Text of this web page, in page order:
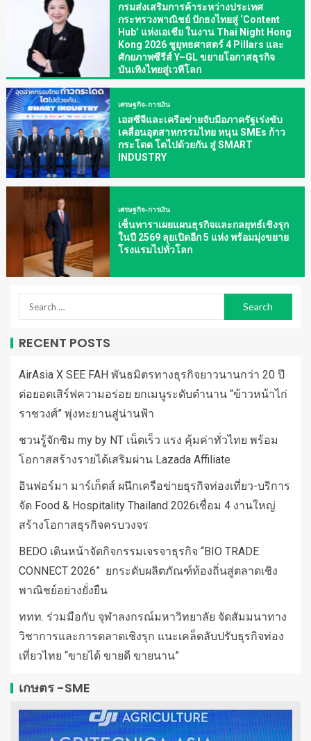
กรมส่งเสริมการค้าระหว่างประเทศ
กระทรวงพาณิชย์ ปักธงไทยสู่ ‘Content
Hub’ แห่งเอเชีย ในงาน Thai Night Hong
Kong 2026 ชูยุทธศาสตร์ 4 Pillars และ
ศักยภาพซีรีส์ Y–GL ขยายโอกาสธุรกิจ
บันเทิงไทยสู่เวทีโลก
เศรษฐกิจ-การเงิน
เอสซีจีและเครือข่ายจับมือภาครัฐเร่งขับ
เคลื่อนอุตสาหกรรมไทย หนุน SMEs ก้าว
กระโดด โตไปด้วยกัน สู่ SMART
INDUSTRY
เศรษฐกิจ-การเงิน
เซ็นทาราเผยแผนธุรกิจและกลยุทธ์เชิงรุก
ในปี 2569 ลุยเปิดอีก 5 แห่ง พร้อมมุ่งขยาย
โรงแรมไปทั่วโลก
RECENT POSTS
AirAsia X SEE FAH พันธมิตรทางธุรกิจยาวนานกว่า 20 ปี
ต่อยอดเสิร์ฟความอร่อย ยกเมนูระดับตำนาน “ข้าวหน้าไก่
ราชวงศ์” พุ่งทะยานสู่น่านฟ้า
ชวนรู้จักซิม my by NT เน็ตเร็ว แรง คุ้มค่าทั่วไทย พร้อม
โอกาสสร้างรายได้เสริมผ่าน Lazada Affiliate
อินฟอร์มา มาร์เก็ตส์ ผนึกเครือข่ายธุรกิจท่องเที่ยว-บริการ
จัด Food & Hospitality Thailand 2026เชื่อม 4 งานใหญ่
สร้างโอกาสธุรกิจครบวงจร
BEDO เดินหน้าจัดกิจกรรมเจรจาธุรกิจ “BIO TRADE
CONNECT 2026” ยกระดับผลิตภัณฑ์ท้องถิ่นสู่ตลาดเชิง
พาณิชย์อย่างยั่งยืน
ททท. ร่วมมือกับ จุฬาลงกรณ์มหาวิทยาลัย จัดสัมมนาทาง
วิชาการและการตลาดเชิงรุก แนะเคล็ดลับปรับธุรกิจท่อง
เที่ยวไทย “ขายได้ ขายดี ขายนาน”
เกษตร -SME